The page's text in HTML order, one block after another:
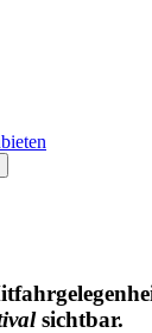
sichtbar.